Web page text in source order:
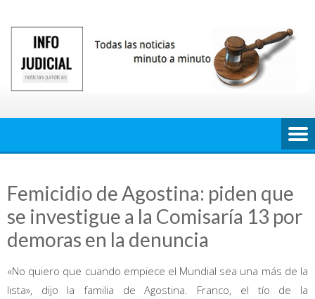
contenido
Femicidio de Agostina: piden que
se investigue a la Comisaría 13 por
demoras en la denuncia
«No quiero que cuando empiece el Mundial sea una más de la
lista», dijo la familia de Agostina. Franco, el tío de la